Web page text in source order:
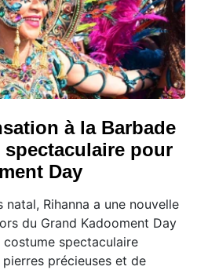
à la Barbade
pour
Day
Rihanna a une nouvelle
du Grand Kadooment Day
costume spectaculaire
précieuses et de